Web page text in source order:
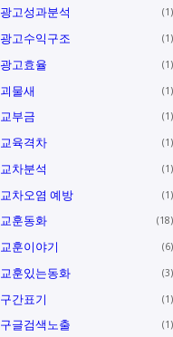
광고성과분석 1
광고수익구조 1
광고효율 1
괴물새 1
교부금 1
교육격차 1
교차분석 1
교차오염 예방 1
교훈동화 18
교훈이야기 6
교훈있는동화 3
구간표기 1
구글검색노출 1